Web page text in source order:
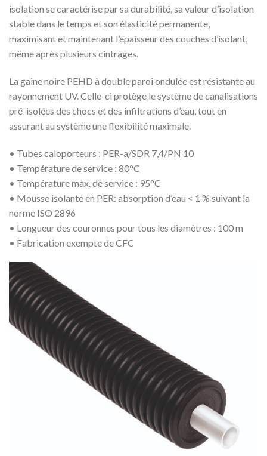
isolation se caractérise par sa durabilité, sa valeur d’isolation
stable dans le temps et son élasticité permanente,
maximisant et maintenant l’épaisseur des couches d’isolant,
même après plusieurs cintrages.
La gaine noire PEHD à double paroi ondulée est résistante au
rayonnement UV. Celle-ci protège le système de canalisations
pré-isolées des chocs et des infiltrations d’eau, tout en
assurant au système une flexibilité maximale.
• Tubes caloporteurs : PER-a/SDR 7,4/PN 10
• Température de service : 80°C
• Température max. de service : 95°C
• Mousse isolante en PER: absorption d’eau < 1 % suivant la
norme ISO 2896
• Longueur des couronnes pour tous les diamètres : 100 m
• Fabrication exempte de CFC